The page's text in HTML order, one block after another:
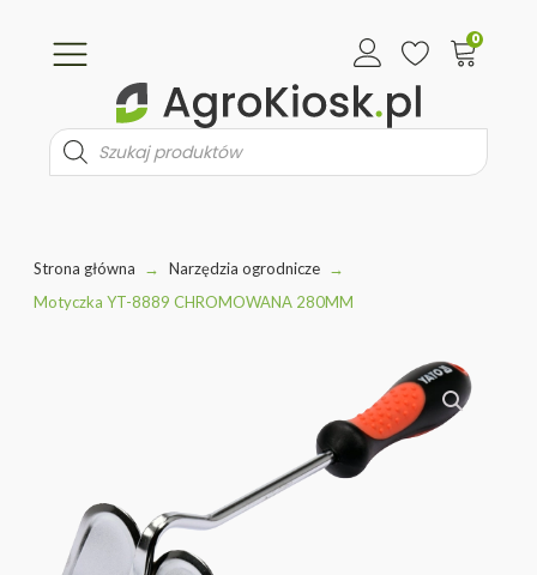
0
Wyszukiwarka
produktów
Strona główna → Narzędzia ogrodnicze →
Motyczka YT-8889 CHROMOWANA 280MM